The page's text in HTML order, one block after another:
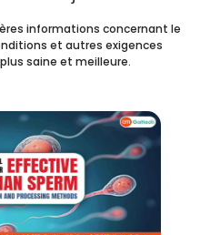
informations concernant le
et autres exigences
saine et meilleure.